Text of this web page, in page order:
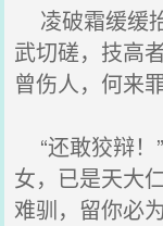
凌破霜缓缓
武切磋，技高
曾伤人，何来
“还敢狡辩！
女，已是天大
难驯，留你必